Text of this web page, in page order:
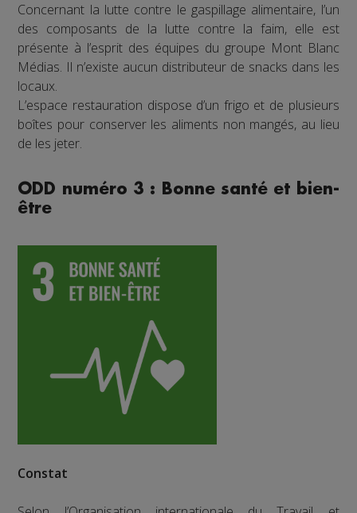
Concernant la lutte contre le gaspillage alimentaire, l’un
des composants de la lutte contre la faim, elle est
présente à l’esprit des équipes du groupe Mont Blanc
Médias. Il n’existe aucun distributeur de snacks dans les
locaux.
L’espace restauration dispose d’un frigo et de plusieurs
boîtes pour conserver les aliments non mangés, au lieu
de les jeter.
ODD numéro 3 : Bonne santé et bien-
être
Constat